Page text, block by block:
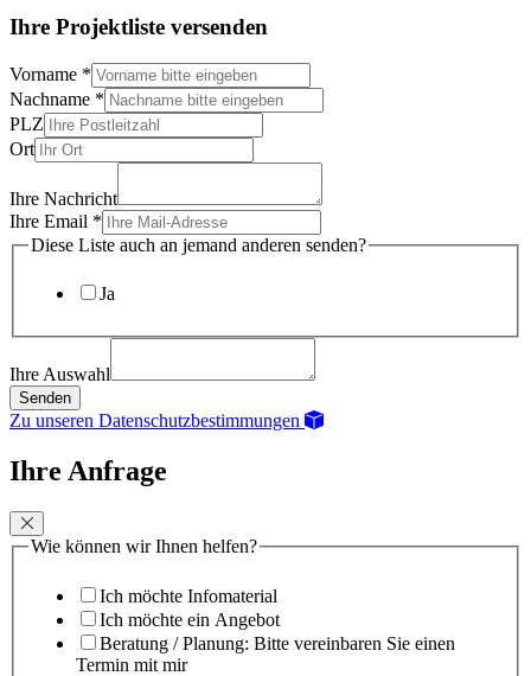
Ihre Projektliste versenden
Vorname *
Nachname *
PLZ
Ort
Ihre Nachricht
Ihre Email *
Diese Liste auch an jemand anderen senden?
Ja
Ihre Auswahl
Senden
Zu unseren Datenschutzbestimmungen
Ihre Anfrage
Wie können wir Ihnen helfen?
Ich möchte Infomaterial
Ich möchte ein Angebot
Beratung / Planung: Bitte vereinbaren Sie einen
Termin mit mir